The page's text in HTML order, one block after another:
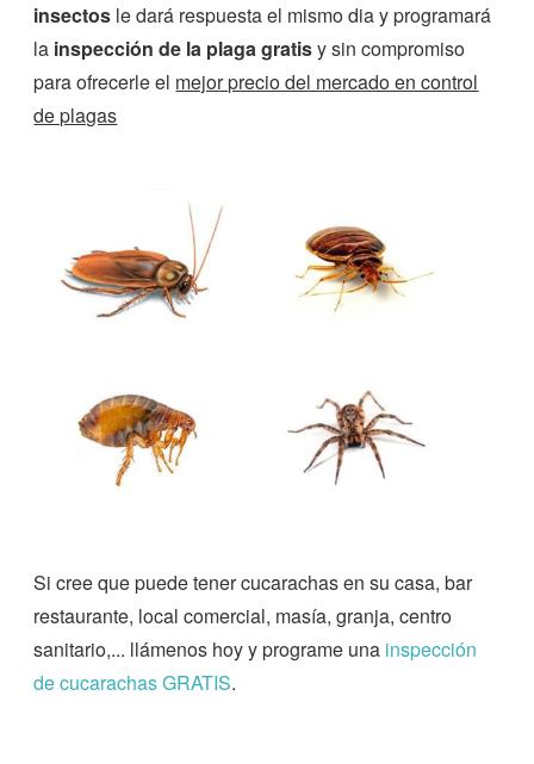
insectos le dará respuesta el mismo dia y programará
la inspección de la plaga gratisy sin compromiso
para ofrecerle el mejor precio del mercado en control
de plagas
Si cree que puede tener cucarachas en su casa, bar
restaurante, local comercial, masía, granja, centro
sanitario,... llámenos hoy y programe una inspección
de cucarachas GRATIS.